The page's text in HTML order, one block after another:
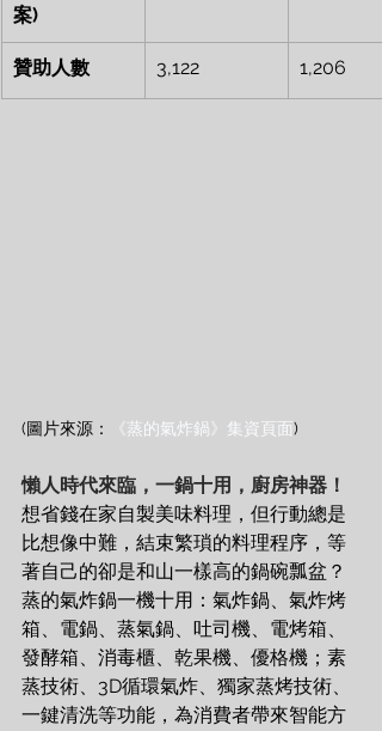
案)
贊助人數 3,122 1,206
(圖片來源： 《蒸的氣炸鍋》集資頁面)
懶人時代來臨，一鍋十用，廚房神器！
想省錢在家自製美味料理，但行動總是
比想像中難，結束繁瑣的料理程序，等
著自己的卻是和山一樣高的鍋碗瓢盆？
蒸的氣炸鍋一機十用：氣炸鍋、氣炸烤
箱、電鍋、蒸氣鍋、吐司機、電烤箱、
發酵箱、消毒櫃、乾果機、優格機；素
蒸技術、3D循環氣炸、獨家蒸烤技術、
一鍵清洗等功能，為消費者帶來智能方